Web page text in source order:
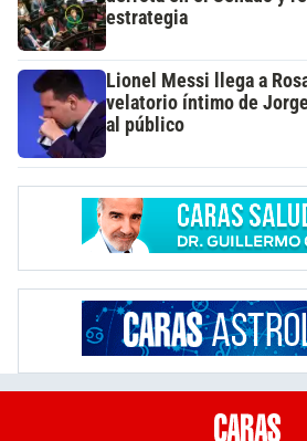
estrategia
Lionel Messi llega a
velatorio íntimo de
al público